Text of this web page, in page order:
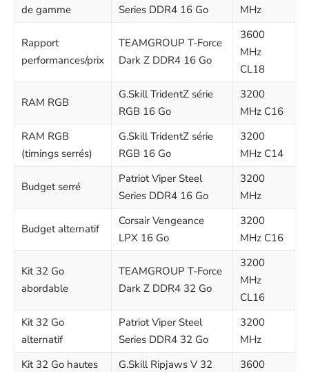
de gamme
Series DDR4 16 Go
MHz
Rapport
performances/prix
TEAMGROUP T-Force
Dark Z DDR4 16 Go
3600
MHz
CL18
RAM RGB
G.Skill TridentZ série
RGB 16 Go
3200
MHz C16
RAM RGB
(timings serrés)
G.Skill TridentZ série
RGB 16 Go
3200
MHz C14
Budget serré
Patriot Viper Steel
Series DDR4 16 Go
3200
MHz
Budget alternatif
Corsair Vengeance
LPX 16 Go
3200
MHz C16
Kit 32 Go
abordable
TEAMGROUP T-Force
Dark Z DDR4 32 Go
3200
MHz
CL16
Kit 32 Go
alternatif
Patriot Viper Steel
Series DDR4 32 Go
3200
MHz
Kit 32 Go hautes
G.Skill Ripjaws V 32
3600